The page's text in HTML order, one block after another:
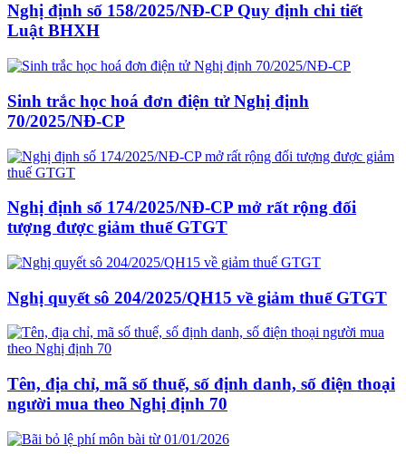
Nghị định số 158/2025/NĐ-CP Quy định chi tiết
Luật BHXH
Sinh trắc học hoá đơn điện tử Nghị định
70/2025/NĐ-CP
Nghị định số 174/2025/NĐ-CP mở rất rộng đối
tượng được giảm thuế GTGT
Nghị quyết sô 204/2025/QH15 về giảm thuế GTGT
Tên, địa chỉ, mã số thuế, số định danh, số điện thoại
người mua theo Nghị định 70